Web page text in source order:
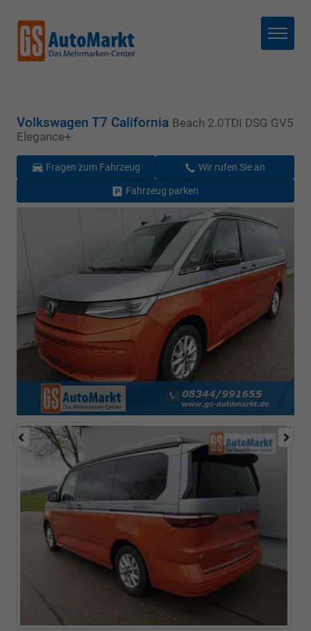
Menü
Volkswagen T7 California Beach 2.0TDI DSG GV5
Elegance+
Fragen zum Fahrzeug Wir rufen Sie an
Fahrzeug parken